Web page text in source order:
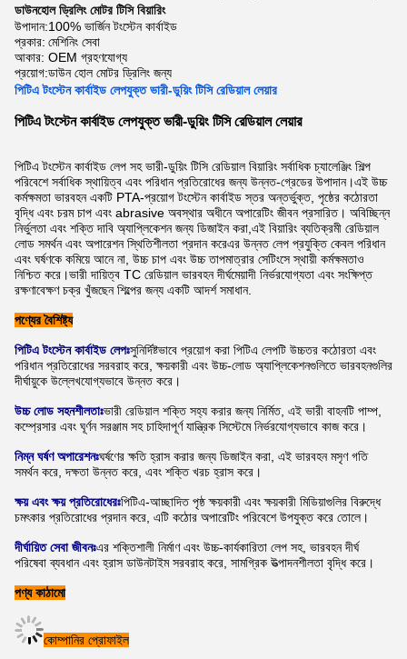
ডাউনহোল ড্রিলিং মোটর টিসি বিয়ারিং
উপাদান:100% ভার্জিন টংস্টেন কার্বাইড
প্রকার: মেশিনিং সেবা
আকার: OEM গ্রহণযোগ্য
প্রয়োগ:ডাউন হোল মোটর ড্রিলিং জন্য
পিটিএ টংস্টেন কার্বাইড লেপযুক্ত ভারী-ডুয়িং টিসি রেডিয়াল লেয়ার
পিটিএ টংস্টেন কার্বাইড লেপযুক্ত ভারী-ডুয়িং টিসি রেডিয়াল লেয়ার
পিটিএ টংস্টেন কার্বাইড লেপ সহ ভারী-ডুয়িং টিসি রেডিয়াল বিয়ারিং সর্বাধিক চ্যালেঞ্জিং শিল্প
পরিবেশে সর্বাধিক স্থায়িত্ব এবং পরিধান প্রতিরোধের জন্য উন্নত-গ্রেডের উপাদান।এই উচ্চ
কর্মক্ষমতা ভারবহন একটি PTA-প্রয়োগ টংস্টেন কার্বাইড স্তর অন্তর্ভুক্ত, পৃষ্ঠের কঠোরতা
বৃদ্ধি এবং চরম চাপ এবং abrasive অবস্থার অধীনে অপারেটিং জীবন প্রসারিত। অবিচ্ছিন্ন
নির্ভুলতা এবং শক্তি দাবি অ্যাপ্লিকেশন জন্য ডিজাইন করা,এই বিয়ারিং ব্যতিক্রমী রেডিয়াল
লোড সমর্থন এবং অপারেশন স্থিতিশীলতা প্রদান করেএর উন্নত লেপ প্রযুক্তি কেবল পরিধান
এবং ঘর্ষণকে কমিয়ে আনে না, উচ্চ চাপ এবং উচ্চ তাপমাত্রার সেটিংসে স্থায়ী কর্মক্ষমতাও
নিশ্চিত করে।ভারী দায়িত্ব TC রেডিয়াল ভারবহন দীর্ঘমেয়াদী নির্ভরযোগ্যতা এবং সংক্ষিপ্ত
রক্ষণাবেক্ষণ চক্র খুঁজছেন শিল্পের জন্য একটি আদর্শ সমাধান.
পণ্যের বৈশিষ্ট্য
পিটিএ টংস্টেন কার্বাইড লেপঃসুনির্দিষ্টভাবে প্রয়োগ করা পিটিএ লেপটি উচ্চতর কঠোরতা এবং
পরিধান প্রতিরোধের সরবরাহ করে, ক্ষয়কারী এবং উচ্চ-লোড অ্যাপ্লিকেশনগুলিতে ভারবহনগুলির
দীর্ঘায়ুকে উল্লেখযোগ্যভাবে উন্নত করে।
উচ্চ লোড সহনশীলতাঃভারী রেডিয়াল শক্তি সহ্য করার জন্য নির্মিত, এই ভারী বাহনটি পাম্প,
কম্প্রেসার এবং ঘূর্ণন সরঞ্জাম সহ চাহিদাপূর্ণ যান্ত্রিক সিস্টেমে নির্ভরযোগ্যভাবে কাজ করে।
নিম্ন ঘর্ষণ অপারেশনঃঘর্ষণের ক্ষতি হ্রাস করার জন্য ডিজাইন করা, এই ভারবহন মসৃণ গতি
সমর্থন করে, দক্ষতা উন্নত করে, এবং শক্তি খরচ হ্রাস করে।
ক্ষয় এবং ক্ষয় প্রতিরোধেরঃপিটিএ-আচ্ছাদিত পৃষ্ঠ ক্ষয়কারী এবং ক্ষয়কারী মিডিয়াগুলির বিরুদ্ধে
চমৎকার প্রতিরোধের প্রদান করে, এটি কঠোর অপারেটিং পরিবেশে উপযুক্ত করে তোলে।
দীর্ঘায়িত সেবা জীবনঃএর শক্তিশালী নির্মাণ এবং উচ্চ-কার্যকারিতা লেপ সহ, ভারবহন দীর্ঘ
পরিষেবা ব্যবধান এবং হ্রাস ডাউনটাইম সরবরাহ করে, সামগ্রিক উত্পাদনশীলতা বৃদ্ধি করে।
পণ্য কাঠামো
কোম্পানির প্রোফাইল